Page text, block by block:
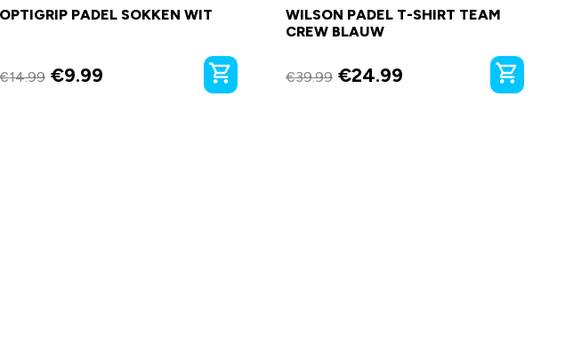
OPTIGRIP PADEL SOKKEN WIT
€14.99 €9.99
WILSON PADEL T-SHIRT TEAM
CREW BLAUW
€39.99 €24.99